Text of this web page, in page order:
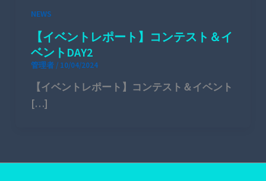
NEWS
【イベントレポート】コンテスト＆イ
ベントDAY2
管理者/ 10/04/2024
【イベントレポート】コンテスト＆イベント
[…]